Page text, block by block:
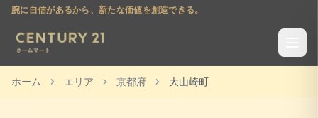
腕に自信があるから、新たな価値を創造できる。
ホーム エリア 京都府 大山崎町